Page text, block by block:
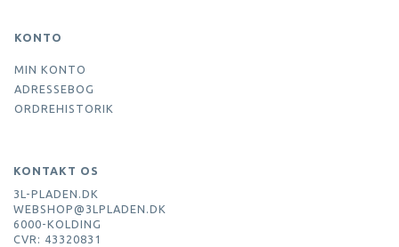
KONTO
MIN KONTO
ADRESSEBOG
ORDREHISTORIK
KONTAKT OS
3L-PLADEN.DK
WEBSHOP@3LPLADEN.DK
6000-KOLDING
CVR: 43320831